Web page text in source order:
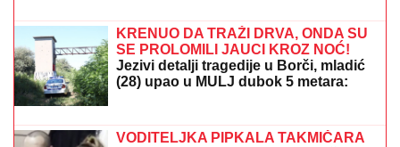
(VIDEO) JOVANA JEREMIĆ
PREKINULA JUTARNJI PROGRAM
Svi misle da su ove brutalne reči
upućene Draganu: "Svima sam donela